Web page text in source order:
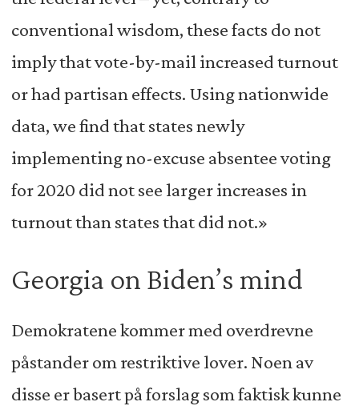
conventional wisdom, these facts do not
imply that vote-by-mail increased turnout
or had partisan effects. Using nationwide
data, we find that states newly
implementing no-excuse absentee voting
for 2020 did not see larger increases in
turnout than states that did not.»
Georgia on Biden’s mind
Demokratene kommer med overdrevne
påstander om restriktive lover. Noen av
disse er basert på forslag som faktisk kunne